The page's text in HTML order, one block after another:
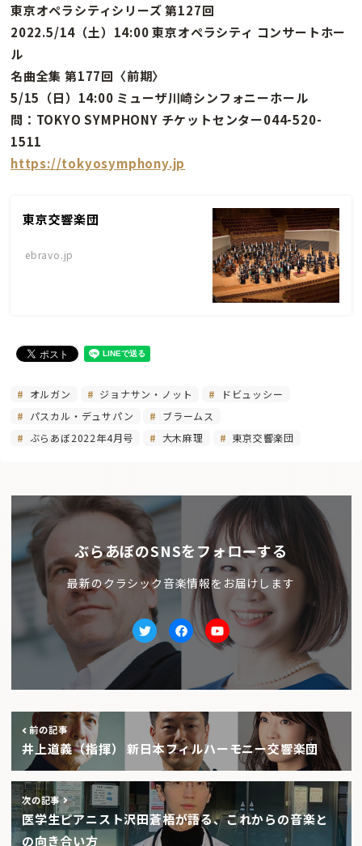
東京オペラシティシリーズ 第127回
2022.5/14（土）14:00 東京オペラシティ コンサートホー
ル
名曲全集 第177回〈前期〉
5/15（日）14:00 ミューザ川崎シンフォニーホール
問：TOKYO SYMPHONY チケットセンター044-520-
1511
https://tokyosymphony.jp
東京交響楽団
ebravo.jp
オルガン ジョナサン・ノット
ドビュッシー
パスカル・デュサパン
ブラームス
ぶらあぼ2022年4月号
大木麻理 東京交響楽団
ぶらあぼのSNSをフォローする
最新のクラシック音楽情報をお届けします
TwitterfacebookYoutube
前の記事
井上道義（指揮） 新日本フィルハーモニー交響楽団
次の記事
医学生ピアニスト沢田蒼梧が語る、これからの音楽と
の向き合い方